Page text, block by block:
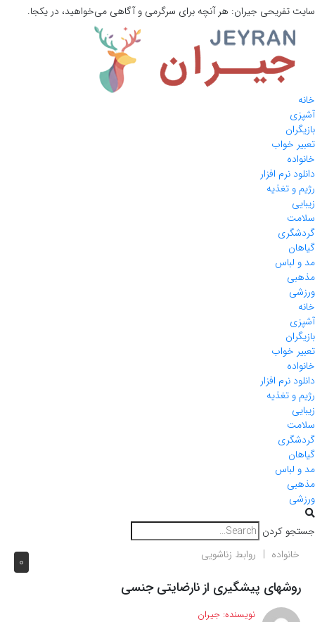
سایت تفریحی جیران: هر آنچه برای سرگرمی و آگاهی می‌خواهید، در یکجا.
خانه
آشپزی
بازیگران
تعبیر خواب
خانواده
دانلود نرم افزار
رژیم و تغذیه
زیبایی
سلامت
گردشگری
گیاهان
مد و لباس
مذهبی
ورزشی
خانه
آشپزی
بازیگران
تعبیر خواب
خانواده
دانلود نرم افزار
رژیم و تغذیه
زیبایی
سلامت
گردشگری
گیاهان
مد و لباس
مذهبی
ورزشی
جستجو کردن
0 خانواده روابط زناشویی
روشهای پیشگیری از نارضایتی جنسی
نویسنده: جیران